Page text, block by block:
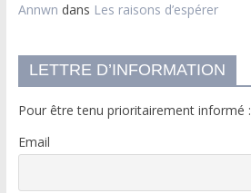
Annwn dans Les raisons d’espérer
LETTRE D’INFORMATION
Pour être tenu prioritairement informé :
Email